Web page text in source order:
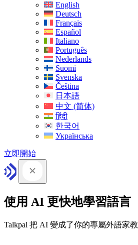
English
Deutsch
Français
Español
Italiano
Português
Nederlands
Suomi
Svenska
Čeština
日本語
中文 (简体)
हिंदी
한국어
Українська
立即開始
使用 AI 更快地學習語言
Talkpal 把 AI 變成了你的專屬外語家教